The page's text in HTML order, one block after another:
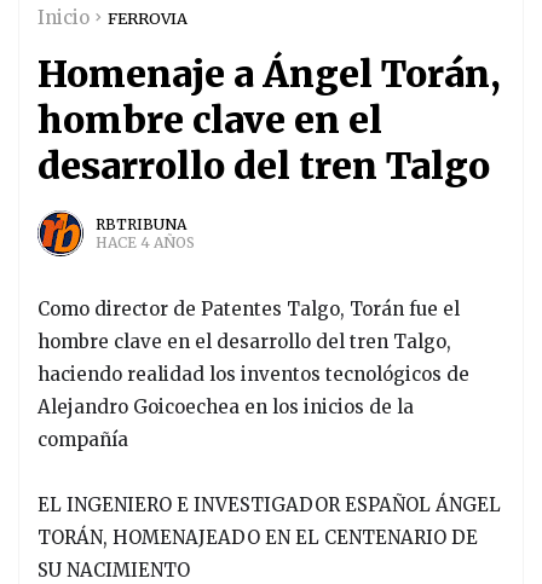
Inicio FERROVIA
Homenaje a Ángel Torán,
hombre clave en el
desarrollo del tren Talgo
RBTRIBUNA
HACE 4 AÑOS
Como director de Patentes Talgo, Torán fue el
hombre clave en el desarrollo del tren Talgo,
haciendo realidad los inventos tecnológicos de
Alejandro Goicoechea en los inicios de la
compañía
EL INGENIERO E INVESTIGADOR ESPAÑOL ÁNGEL
TORÁN, HOMENAJEADO EN EL CENTENARIO DE
SU NACIMIENTO